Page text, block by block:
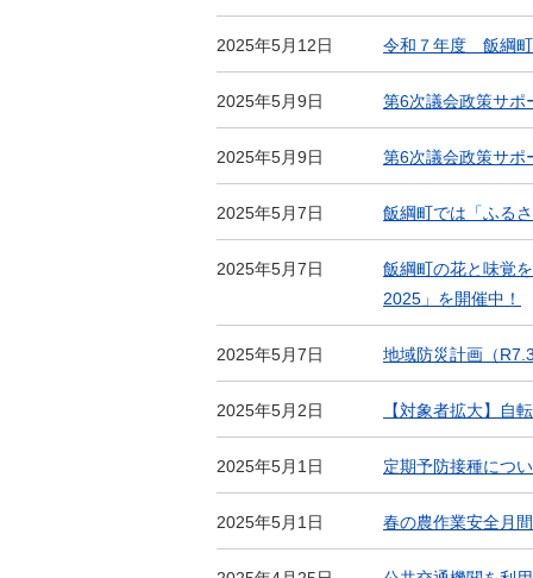
2025年5月12日 令和７年度 飯綱町
2025年5月9日 第6次議会政策サポ
2025年5月9日 第6次議会政策サポ
2025年5月7日 飯綱町では「ふる
2025年5月7日
飯綱町の花と味覚
2025」を開催中！
2025年5月7日 地域防災計画（
2025年5月2日 【対象者拡大】自
2025年5月1日 定期予防接種につ
2025年5月1日 春の農作業安全月